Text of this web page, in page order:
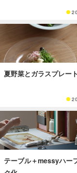
夏野菜とガラスプレート
テーブル＋messyハー